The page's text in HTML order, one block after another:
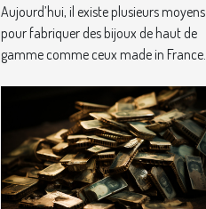
Aujourd’hui, il existe plusieurs moyens
pour fabriquer des bijoux de haut de
gamme comme ceux made in France...